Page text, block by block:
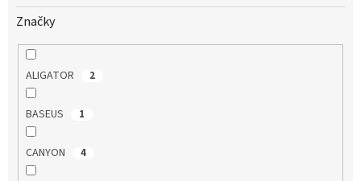
Značky
ALIGATOR 2
BASEUS 1
CANYON 4